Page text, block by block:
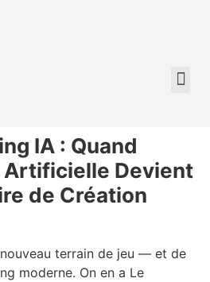
IA : Quand
Artificielle Devient
de Création
terrain de jeu — et de
moderne. On en a Le